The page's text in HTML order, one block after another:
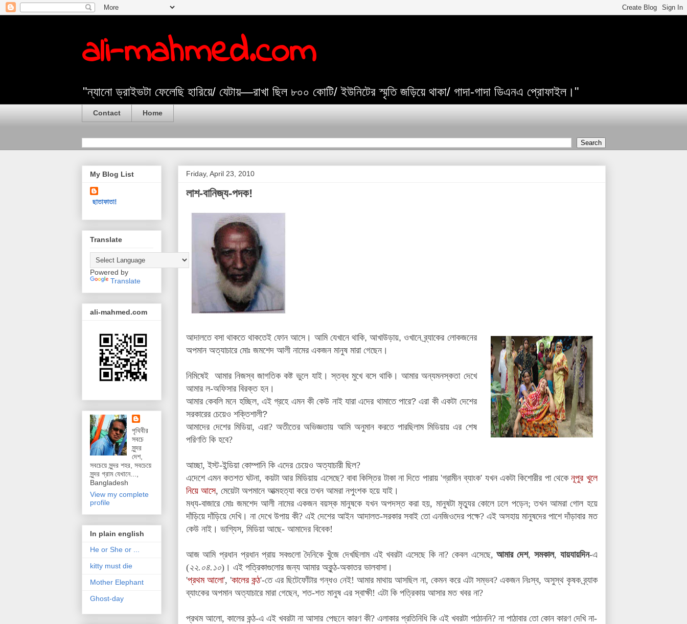
ali-mahmed.com
"ন্যানো ড্রাইভটা ফেলেছি হারিয়ে/ যেটায়—রাখা ছিল ৮০০ কোটি/ ইউনিটের স্মৃতি জড়িয়ে থাকা/ গাদা-গাদা ডিএনএ প্রোফাইল।"
Contact Home
Friday, April 23, 2010
লাশ-বানিজ্য-পদক!
আদালতেবসা থাকতে থাকতেই ফোন আসে । আমি যেখানে থাকি,আখাউড়ায়,ওখানে ব্র্যাকের লোকজনের
অপমান অত্যাচারে মোঃ জমশেদ আলী নামের একজন মানুষ মারা গেছেন।
নিমিষেই আমার নিজস্ব জাগতিক কষ্ট ভুলে যাই।স্তব্ধ মুখে বসে থাকি।আমার অন্যমনস্কতা দেখে
আমার ল-অফিসার বিরক্ত হন।
আমার কেবলি মনে হচ্ছিল, এই গ্রহে এমন কী কেউ নাই যারা এদের থামাতে পারে?এরা কী একটা দেশের
সরকারের চেয়েও শক্তিশালী?
আমাদের দেশের মিডিয়া,এরা?অতীতের অভিজ্ঞতায় আমি অনুমান করতে পারছিলাম মিডিয়ায় এর শেষ
পরিণতি কি হবে?
আচ্ছা,ইস্ট-ইন্ডিয়া কোম্পানি কি এদের চেয়েও অত্যাচারী ছিল?
এদেশে এমন কতশত ঘটনা, কয়টা আর মিডিয়ায় এসেছে? বাবা কিস্তির টাকা না দিতে পারায় 'গ্রামীন ব্যাংক' যখন একটা কিশোরীর পা থেকেনূপুর খুলে
নিয়ে আসে, মেয়েটা অপমানে আত্মহত্যা করে তখন আমরা নপুংশক হয়ে যাই।
মধ্য-বাজারে মোঃ জমশেদ আলী নামের একজন বয়স্ক মানুষকে যখন অপদস্ত করা হয়, মানুষটা মৃত্যুর কোলে ঢলে পড়েন;তখন আমরা গোল হয়ে
দাঁড়িয়ে দাঁড়িয়ে দেখি। না দেখে উপায় কী?এই দেশের আইন আদালত-সরকার সবাই তো এনজিওদের পক্ষে?এই অসহায় মানুষদের পাশে দাঁড়াবার মত
কেউ নাই। ভাগ্যিস, মিডিয়া আছে- আমাদের বিবেক!
আজ আমি প্রধান প্রধান প্রায় সবগুলো দৈনিকে খুঁজে দেখছিলাম এই খবরটা এসেছে কি না? কেবল এসেছে,আমার দেশ, সমকাল, যায়যায়দিন-এ
(২২.০৪.১০)। এই পত্রিকাগুলোর জন্য আমার অকুন্ঠ-অকাতর ভালবাসা।
'প্রথম আলো', 'কালের কন্ঠ'-তে এর ছিটেফোঁটার গন্ধও নেই! আমার মাথায় আসছিল না, কেমন করে এটা সম্ভব? একজন নিঃস্ব, অসুস্থ কৃষক ব্র্যাক
ব্যাংকের অপমান অত্যাচারে মারা গেছেন, শত-শত মানুষ এর স্বাক্ষী! এটা কি পত্রিকায় আসার মত খবর না?
প্রথম আলো, কালের কন্ঠ-এ এই খবরটা না আসার পেছনে কারণ কী? এলাকার প্রতিনিধি কি এই খবরটা পাঠাননি? না পাঠাবার তো কোন কারণ দেখি না-
My Blog List
ছাতাফাতা!
Translate
Powered by
Translate
ali-mahmed.com
পৃথিবীর
সবচে
সুন্দর
দেশ,
সবচেয়ে সুন্দর শহর, সবচেয়ে
সুন্দর গ্রাম যেখানে...,
Bangladesh
View my complete
profile
In plain english
He or She or ...
kitty must die
Mother Elephant
Ghost-day